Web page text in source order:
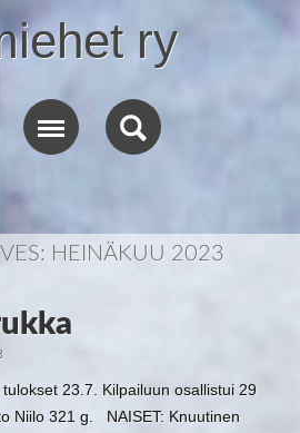
ry
HEINÄKUU 2023
23.7. Kilpailuun osallistui 29
Niilo 321 g. NAISET: Knuutinen